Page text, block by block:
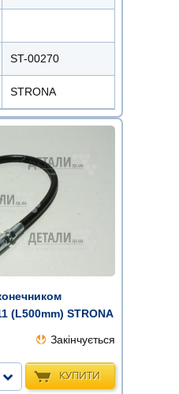
ST-00270
STRONA
(L500mm) STRONA
Закінчується
КУПИТИ